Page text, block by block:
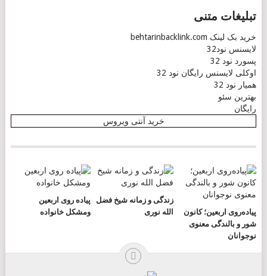
تبلیغات متنی
خرید بک لینک behtarinbacklink.com
لایسنس نود32
پسورد نود 32
اوکلی لایسنس رایگان نود 32
همیار نود 32
بهترین سئو
رایگان
خرید آنتی ویروس
پیاده‌روی اربعین؛ کانون
شور و بالندگی معنوی
نوجوانان
زندگی و زمانه شیخ فضل
الله نوری
پیاده روی اربعین
ومشکل خانواده